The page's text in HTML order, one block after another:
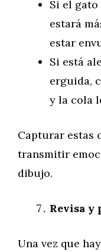
Si el
estará
estar
Si está
erguida,
y la cola
Capturar estas
transmitir
dibujo.
Revisa y
Una vez que